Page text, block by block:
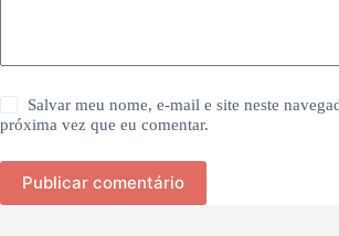
Salvar meu nome, e-mail e site neste
próxima vez que eu comentar.
Publicar comentário